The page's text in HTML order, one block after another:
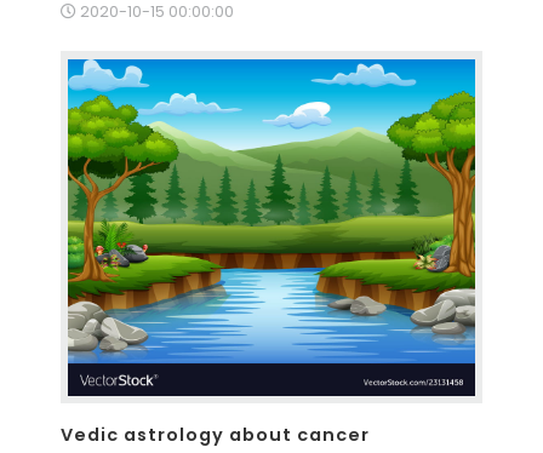
2020-10-15 00:00:00
Vedic astrology about cancer